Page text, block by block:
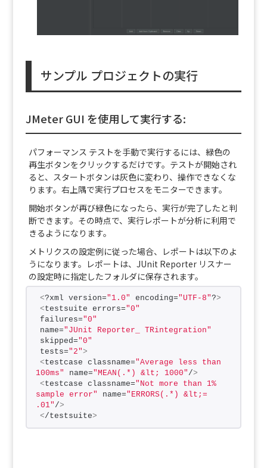
サンプル プロジェクトの実行
JMeter GUI を使用して実行する:
パフォーマンス テストを手動で実行するには、緑色の
再生ボタンをクリックするだけです。テストが開始され
ると、スタートボタンは灰色に変わり、操作できなくな
ります。右上隅で実行プロセスをモニターできます。
開始ボタンが再び緑色になったら、実行が完了したと判
断できます。その時点で、実行レポートが分析に利用で
きるようになります。
メトリクスの設定例に従った場合、レポートは以下のよ
うになります。レポートは、JUnit Reporter リスナー
の設定時に指定したフォルダに保存されます。
<?xml version="1.0" encoding="UTF-8"?>
<testsuite errors="0"
failures="0"
name="JUnit Reporter_ TRintegration"
skipped="0"
tests="2">
<testcase classname="Average less than
100ms"
name="MEAN(.*) &lt; 1000" />
<testcase classname="Not more than 1%
sample error"
name="ERRORS(.*) &lt;=
.01" />
</testsuite>